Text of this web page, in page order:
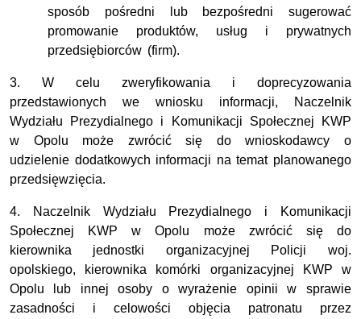
sposób pośredni lub bezpośredni sugerować
promowanie produktów, usług i prywatnych
przedsiębiorców (firm).
3. W celu zweryfikowania i doprecyzowania
przedstawionych we wniosku informacji, Naczelnik
Wydziału Prezydialnego i Komunikacji Społecznej KWP
w Opolu może zwrócić się do wnioskodawcy o
udzielenie dodatkowych informacji na temat planowanego
przedsięwzięcia.
4. Naczelnik Wydziału Prezydialnego i Komunikacji
Społecznej KWP w Opolu może zwrócić się do
kierownika jednostki organizacyjnej Policji woj.
opolskiego, kierownika komórki organizacyjnej KWP w
Opolu lub innej osoby o wyrażenie opinii w sprawie
zasadności i celowości objęcia patronatu przez